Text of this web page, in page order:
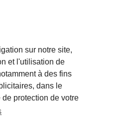
sur notre site,
et l'utilisation de
à des fins
dans le
protection de votre